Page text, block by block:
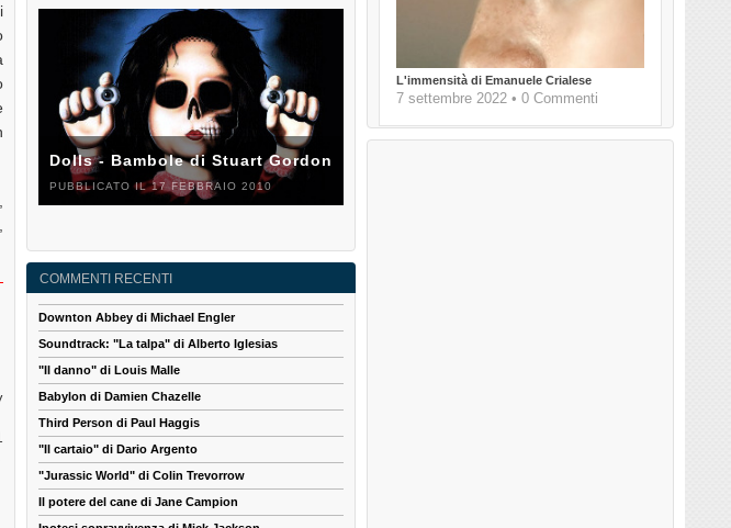
L'immensità di Emanuele Crialese
7 settembre 2022 • 0 Commenti
Dolls - Bambole di Stuart Gordon
PUBBLICATO IL 17 FEBBRAIO 2010
COMMENTI RECENTI
Downton Abbey di Michael Engler
Soundtrack: "La talpa" di Alberto Iglesias
"Il danno" di Louis Malle
Babylon di Damien Chazelle
Third Person di Paul Haggis
"Il cartaio" di Dario Argento
"Jurassic World" di Colin Trevorrow
Il potere del cane di Jane Campion